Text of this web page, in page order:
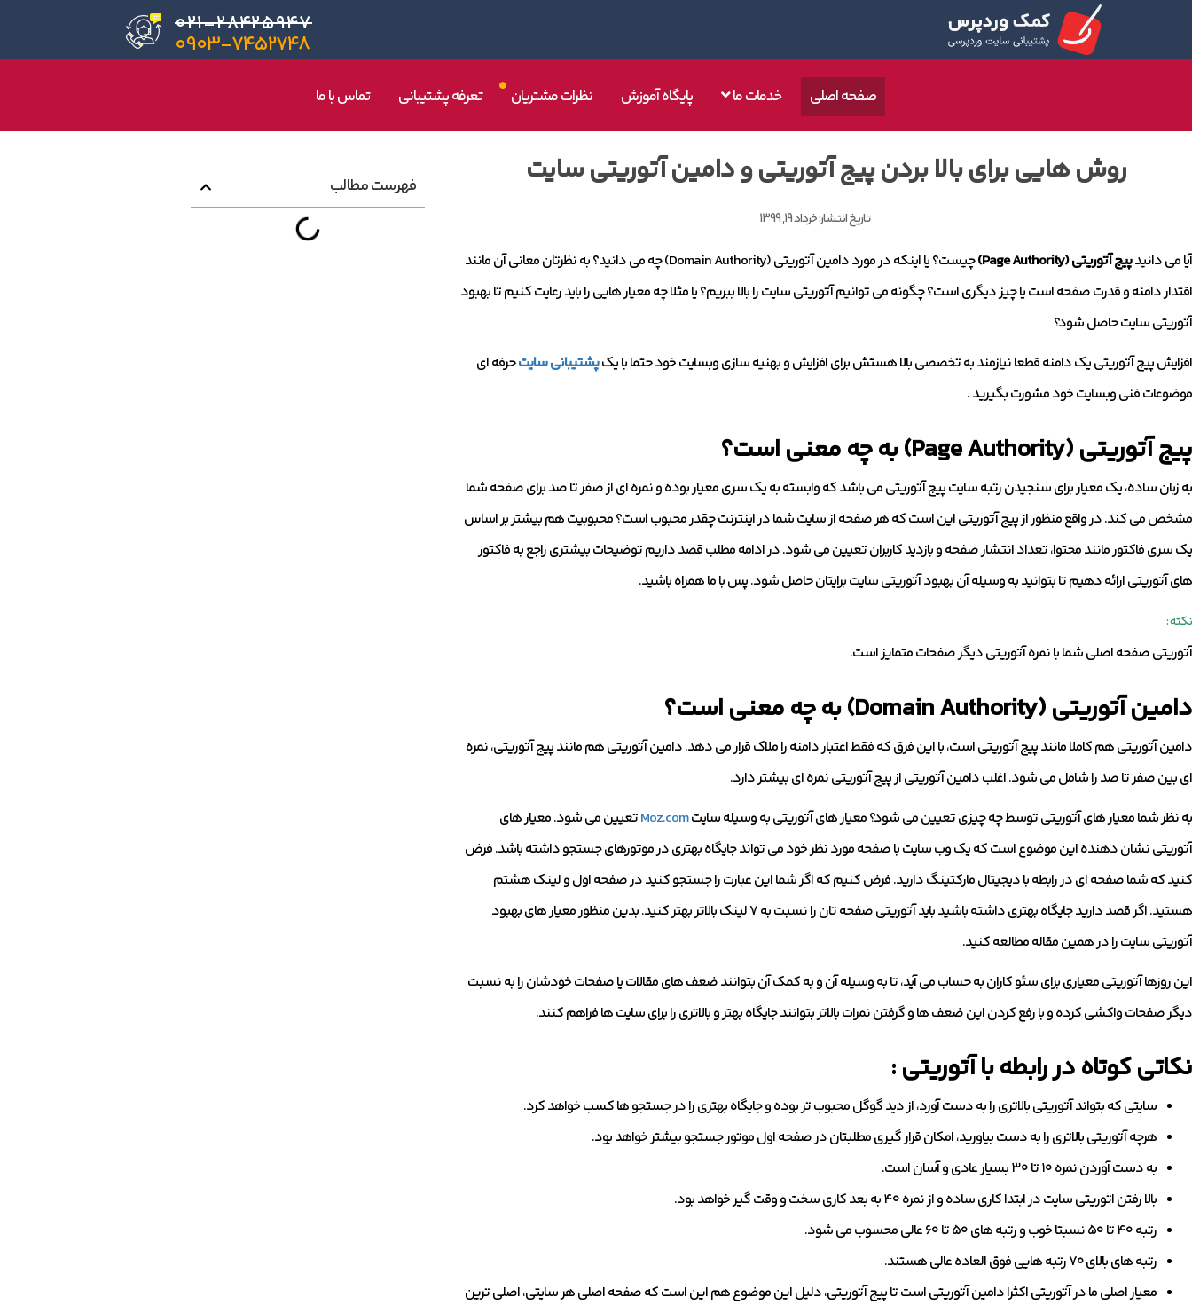
۰۲۱-۲۸۴۲۵۹۴۷
۰۹۰۳-۷۴۵۲۷۴۸
صفحه اصلی خدمات ما پایگاه آموزش نظرات مشتریان تعرفه پشتیبانی تماس با ما
روش هایی برای بالا بردن پیج آتوریتی و دامین آتوریتی سایت
تاریخ انتشار:خرداد 19, 1399
آیا می دانیدپیج آتوریتی (Page Authority)
چیست؟ یا اینکه در مورد دامین آتوریتی (Domain Authority) چه می دانید؟ به نظرتان معانی آن مانند
اقتدار دامنه و قدرت صفحه است یا چیز دیگری است؟ چگونه می توانیم آتوریتی سایت را بالا ببریم؟ یا مثلا چه معیار هایی را باید رعایت کنیم تا بهبود
آتوریتی سایت حاصل شود؟
افزایش پیج آتوریتی یک دامنه قطعا نیازمند به تخصصی بالا هستش برای افزایش و بهنیه سازی وبسایت خود حتما با یکپشتیبانی سایتحرفه ای
موضوعات فنی وبسایت خود مشورت بگیرید .
پیج آتوریتی (Page Authority) به چه معنی است؟
به زبان ساده، یک معیار برای سنجیدن رتبه سایت پیج آتوریتی می باشد که وابسته به یک سری معیار بوده و نمره ای از صفر تا صد برای صفحه شما
مشخص می کند. در واقع منظور از پیج آتوریتی این است که هر صفحه از سایت شما در اینترنت چقدر محبوب است؟ محبوبیت هم بیشتر بر اساس
یک سری فاکتور مانند محتوا، تعداد انتشار صفحه و بازدید کاربران تعیین می شود. در ادامه مطلب قصد داریم توضیحات بیشتری راجع به فاکتور
های آتوریتی ارائه دهیم تا بتوانید به وسیله آن بهبود آتوریتی سایت برایتان حاصل شود. پس با ما همراه باشید.
نکته :
آتوریتی صفحه اصلی شما با نمره آتوریتی دیگر صفحات متمایز است.
دامین آتوریتی (Domain Authority) به چه معنی است؟
دامین آتوریتی هم کاملا مانند پیج آتوریتی است، با این فرق که فقط اعتبار دامنه را ملاک قرار می دهد. دامین آتوریتی هم مانند پیج آتوریتی، نمره
ای بین صفر تا صد را شامل می شود. اغلب دامین آتوریتی از پیج آتوریتی نمره ای بیشتر دارد.
به نظر شما معیار های آتوریتی توسط چه چیزی تعیین می شود؟ معیار های آتوریتی به وسیله سایتMoz.comتعیین می شود. معیار های
آتوریتی نشان دهنده این موضوع است که یک وب سایت با صفحه مورد نظر خود می تواند جایگاه بهتری در موتورهای جستجو داشته باشد. فرض
کنید که شما صفحه ای در رابطه با دیجیتال مارکتینگ دارید. فرض کنیم که اگر شما این عبارت را جستجو کنید در صفحه اول و لینک هشتم
هستید. اگر قصد دارید جایگاه بهتری داشته باشید باید آتوریتی صفحه تان را نسبت به ۷ لینک بالاتر بهتر کنید. بدین منظور معیار های بهبود
آتوریتی سایت را در همین مقاله مطالعه کنید.
این روزها آتوریتی معیاری برای سئو کاران به حساب می آید، تا به وسیله آن و به کمک آن بتوانند ضعف های مقالات یا صفحات خودشان را به نسبت
دیگر صفحات واکشی کرده و با رفع کردن این ضعف ها و گرفتن نمرات بالاتر بتوانند جایگاه بهتر و بالاتری را برای سایت ها فراهم کنند.
نکاتی کوتاه در رابطه با آتوریتی :
سایتی که بتواند آتوریتی بالاتری را به دست آورد، از دید گوگل محبوب تر بوده و جایگاه بهتری را در جستجو ها کسب خواهد کرد.
هرچه آتوریتی بالاتری را به دست بیاورید، امکان قرار گیری مطلبتان در صفحه اول موتور جستجو بیشتر خواهد بود.
به دست آوردن نمره ۱۰ تا ۳۰ بسیار عادی و آسان است.
بالا رفتن اتوریتی سایت در ابتدا کاری ساده و از نمره ۴۰ به بعد کاری سخت و وقت گیر خواهد بود.
رتبه ۴۰ تا ۵۰ نسبتا خوب و رتبه های ۵۰ تا ۶۰ عالی محسوب می شود.
رتبه های بالای ۷۰ رتبه هایی فوق العاده عالی هستند.
معیار اصلی ما در آتوریتی اکثرا دامین آتوریتی است تا پیج آتوریتی، دلیل این موضوع هم این است که صفحه اصلی هر سایتی، اصلی ترین
فهرست مطالب